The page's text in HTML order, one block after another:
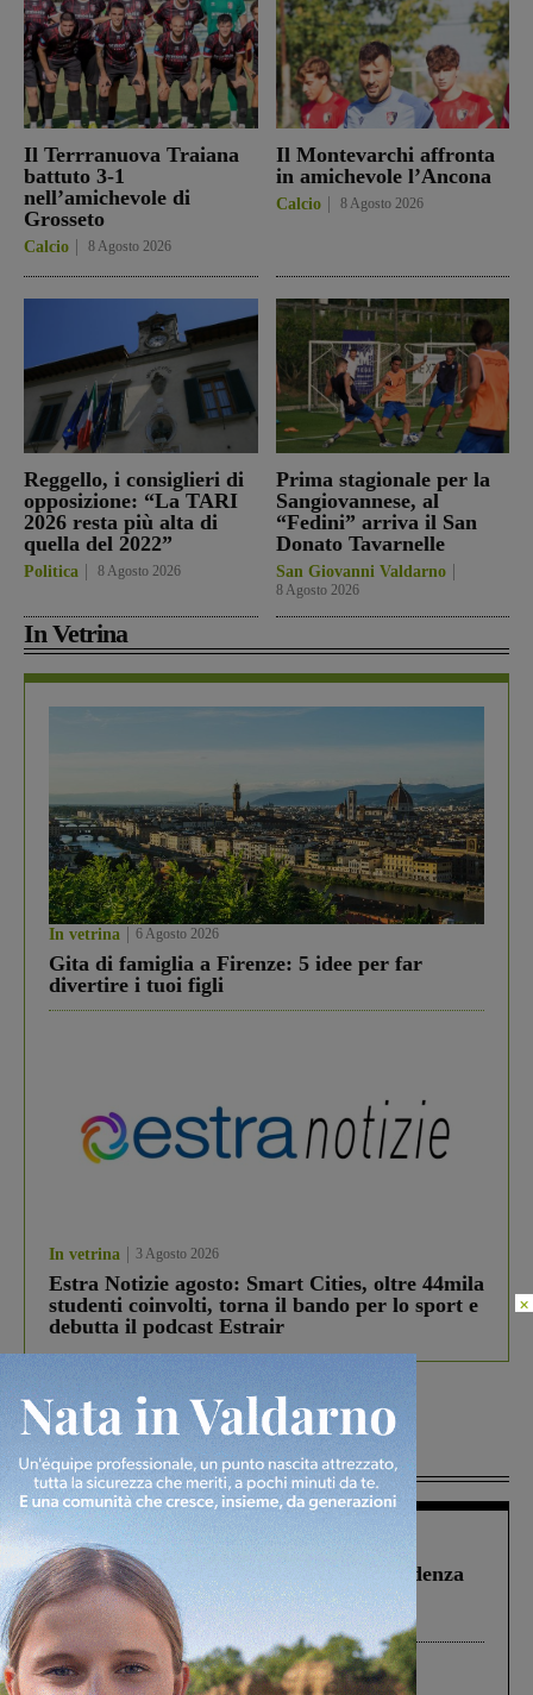
Il Terrranuova Traiana
battuto 3-1
nell’amichevole di
Grosseto
Calcio 8 Agosto 2026
Il Montevarchi affronta
in amichevole l’Ancona
Calcio 8 Agosto 2026
Reggello, i consiglieri di
opposizione: “La TARI
2026 resta più alta di
quella del 2022”
Politica 8 Agosto 2026
Prima stagionale per la
Sangiovannese, al
“Fedini” arriva il San
Donato Tavarnelle
San Giovanni Valdarno
8 Agosto 2026
In Vetrina
In vetrina 6 Agosto 2026
Gita di famiglia a Firenze: 5 idee per far
divertire i tuoi figli
In vetrina 3 Agosto 2026
Estra Notizie agosto: Smart Cities, oltre 44mila
studenti coinvolti, torna il bando per lo sport e
debutta il podcast Estrair
Più lette
Figline Incisa Valdarno 1 Agosto 2026
Piscina di Figline finanziata oltre la scadenza
Pnrr, il gruppo di Fratelli d’Italia: “Un
ringraziamento al Governo”
Cronaca 3 Agosto 2026
×